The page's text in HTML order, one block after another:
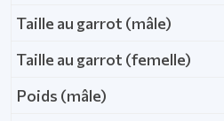
Taille au garrot (mâle)
Taille au garrot (femelle)
Poids (mâle)